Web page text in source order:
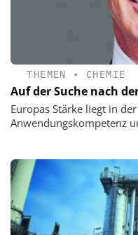
THEMEN • CHEMIE
Auf der Suche nach
Europas Stärke liegt in
Anwendungskompetenz